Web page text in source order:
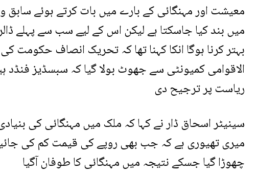
معیشت اور مہنگائی کے بارے میں بات کرتے ہوئے سابق
میں بند کیا جاسکتا ہے لیکن اس کے لیے سب سے پہلے
بہتر کرنا ہوگا انکا کہنا تھا کہ تحریک انصاف
الاقوامی کمیونٹی سے جھوٹ بولا گیا کہ سبسڈیز فنڈد
ریاست پر ترجیح دی
سینیٹر اسحاق ڈار نے کہا کہ ملک میں مہنگائی کی
میری تھیوری ہے کہ جب بھی روپے کی قیمت کم کی
چھوڑا گیا جسکے نتیجہ میں مہنگائی کا طوفان آگیا